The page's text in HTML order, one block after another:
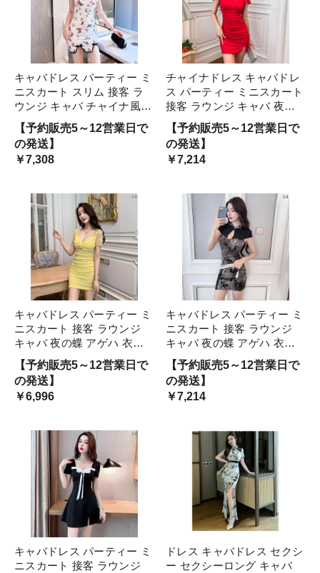
キャバドレス パーティー ミ
ニスカート スリム 接客 ラ
ウンジ キャバ チャイナ風
夜の蝶 アゲハ 夏 衣装 ワン
ピース セクシー アーバン
スタイリッシュ レディース
魅惑
【予約販売5～12営業日で
の発送】
￥7,308
チャイナドレス キャバドレ
ス パーティー ミニスカート
接客 ラウンジ キャバ 夜の
蝶 アゲハ チャイナ風 衣装
ワンピース ヒップラインフ
ィット タイト セクシー 艶
やか アーバン スタイリッ
【予約販売5～12営業日で
の発送】
￥7,214
キャバドレス パーティー ミ
ニスカート 接客 ラウンジ
キャバ 夜の蝶 アゲハ 衣装
ワンピース ヒップラインフ
ィット タイト セクシー 魅
惑 アーバン スタイリッシュ
レディース 艶やか
【予約販売5～12営業日で
の発送】
￥6,996
キャバドレス パーティー ミ
ニスカート 接客 ラウンジ
キャバ 夜の蝶 アゲハ 衣装
ワンピース ヒップラインフ
ィット タイト セクシー ア
ーバン スタイリッシュ レデ
ィース 魅惑
【予約販売5～12営業日で
の発送】
￥7,214
キャバドレス パーティー ミ
ニスカート 接客 ラウンジ
ドレス キャバドレス セクシ
ー セクシーロング キャバ